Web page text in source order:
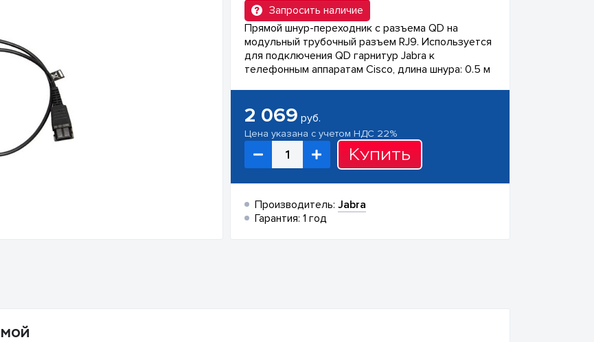
Запросить наличие
Прямой шнур-переходник с разъема QD на
модульный трубочный разъем RJ9. Используется
для подключения QD гарнитур Jabra к
телефонным аппаратам Cisco, длина шнура: 0.5 м
2 069 руб.
Цена указана с учетом НДС 22%
Купить
Производитель: Jabra
Гарантия: 1 год